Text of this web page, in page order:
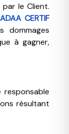
le Client.
ADAA CERTIF
dommages
à gagner,
résultant